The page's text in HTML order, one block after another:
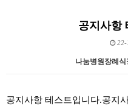
공지사항
22-
나눔병원장례식
공지사항 테스트입니다.공지